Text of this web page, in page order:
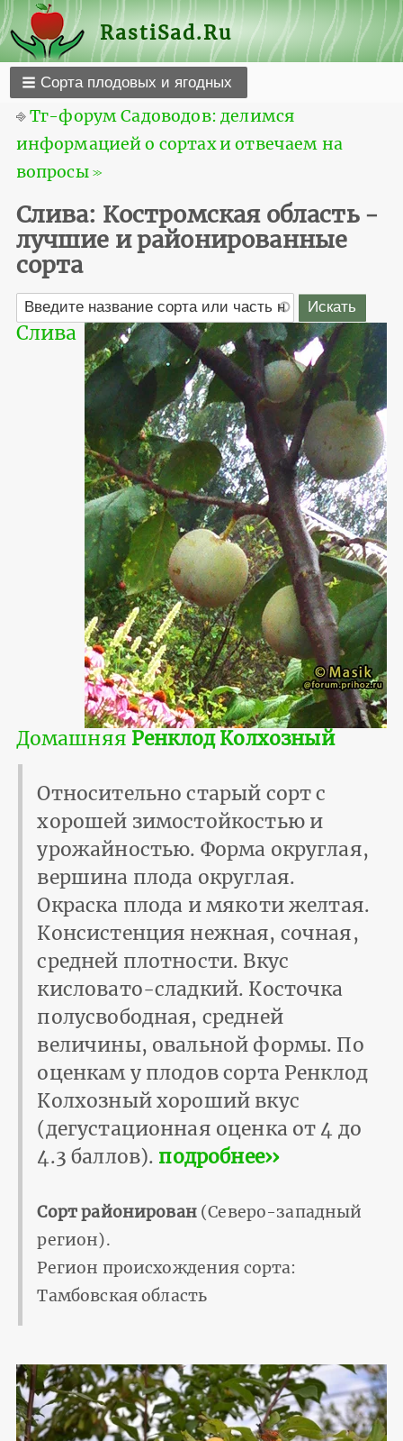
RastiSad.Ru
Сорта плодовых и ягодных
⎆Тг-форум Садоводов: делимся
информацией о сортах и отвечаем на
вопросы ≫
Слива: Костромская область -
лучшие и районированные
сорта
Слива
Домашняя Ренклод Колхозный
Относительно старый сорт с
хорошей зимостойкостью и
урожайностью. Форма округлая,
вершина плода округлая.
Окраска плода и мякоти желтая.
Консистенция нежная, сочная,
средней плотности. Вкус
кисловато-сладкий. Косточка
полусвободная, средней
величины, овальной формы. По
оценкам у плодов сорта Ренклод
Колхозный хороший вкус
(дегустационная оценка от 4 до
4.3 баллов). подробнее››
Сорт районирован(Северо-западный
регион).
Регион происхождения сорта:
Тамбовская область